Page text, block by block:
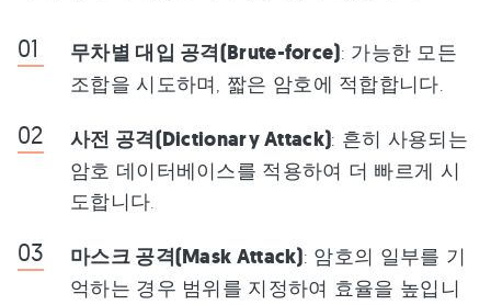
무차별 대입 공격(Brute-force): 가능한 모든
조합을 시도하며, 짧은 암호에 적합합니다.
사전 공격(Dictionary Attack): 흔히 사용되는
암호 데이터베이스를 적용하여 더 빠르게 시
도합니다.
마스크 공격(Mask Attack): 암호의 일부를 기
억하는 경우 범위를 지정하여 효율을 높입니